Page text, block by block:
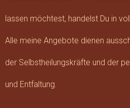
lassen möchtest, handelst Du in
Alle meine Angebote dienen
der Selbstheilungskräfte und der
und Entfaltung.